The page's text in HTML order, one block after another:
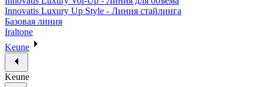
Innovatis Luxury Up Style - Линия стайлинга
Базовая линия
Iraltone
Keune
Keune